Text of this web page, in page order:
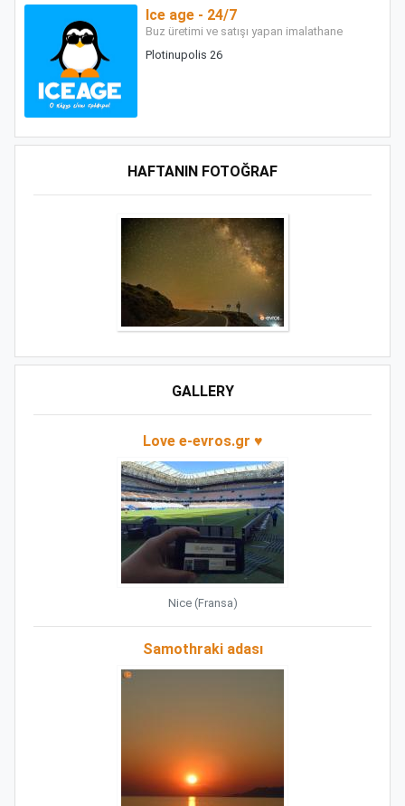
Ice age - 24/7
Buz üretimi ve satışı yapan imalathane
Plotinupolis 26
HAFTANIN FOTOĞRAF
GALLERY
Love e-evros.gr ♥
Nice (Fransa)
Samothraki adası